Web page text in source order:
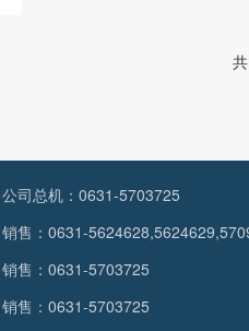
共
公司总机：0631-5703725
销售：0631-
销售：0631-5703725
销售：0631-5703725